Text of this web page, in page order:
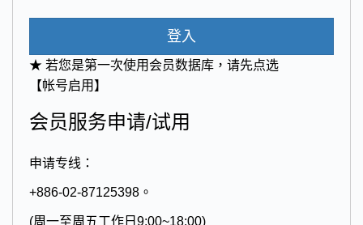
登入
★ 若您是第一次使用会员数据库，请先点选
【帐号启用】
会员服务申请/试用
申请专线：
+886-02-87125398。
(周一至周五工作日9:00~18:00)